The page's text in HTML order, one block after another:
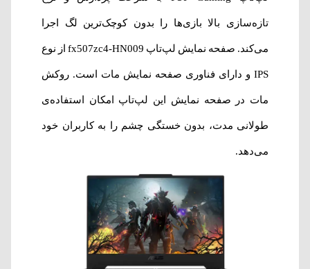
تازه‌سازی بالا بازی‌ها را بدون کوچک‌ترین لگ اجرا
می‌کند. صفحه نمایش لپ‌تاپ fx507zc4-HN009 از نوع
IPS و دارای فناوری صفحه نمایش مات است. روکش
مات در صفحه نمایش این لپ‌تاپ امکان استفاده‌ی
طولانی مدت، بدون خستگی چشم را به کاربران خود
می‌دهد.